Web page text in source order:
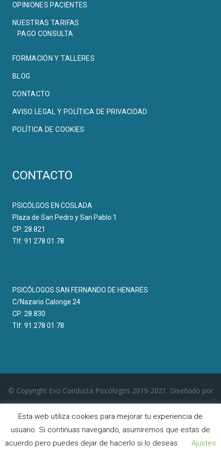
OPINIONES PACIENTES
NUESTRAS TARIFAS
PAGO CONSULTA
FORMACIÓN Y TALLERES
BLOG
CONTACTO
AVISO LEGAL Y POLÍTICA DE PRIVACIDAD
POLÍTICA DE COOKIES
CONTACTO
PSICÓLGOS EN COSLADA
Plaza de San Pedro y San Pablo 1
CP: 28.821
Tlf: 91 278 01 78
PSICÓLOGOS SAN FERNANDO DE HENARES
C/Nazario Calonge 24
CP: 28.830
Tlf: 91 278 01 78
© Copyright Evo Conducta Psicólogos 2019-2021. Diseñado por
Esta web utiliza cookies para mejorar tu experiencia de
usuario. Si continuas navegando, asumiremos que estas de
acuerdo pero puedes dejar de hacerlo si lo deseas.
Ajustes